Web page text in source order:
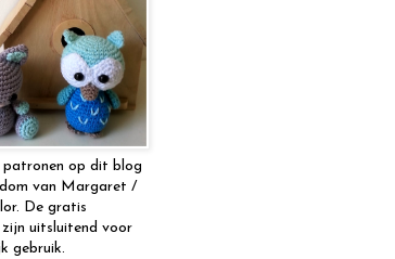
patronen op dit blog
van Margaret /
De gratis
uitsluitend voor
gebruik.